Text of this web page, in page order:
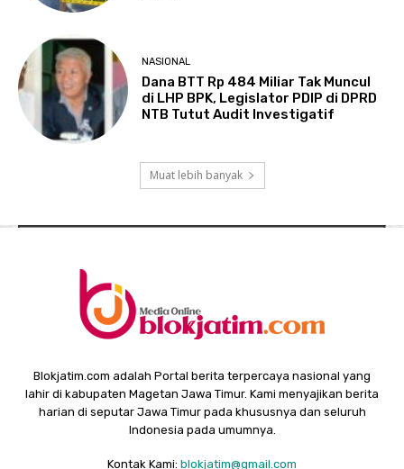
NASIONAL
Dana BTT Rp 484 Miliar Tak Muncul
di LHP BPK, Legislator PDIP di DPRD
NTB Tutut Audit Investigatif
Muat lebih banyak
Blokjatim.com adalah Portal berita terpercaya nasional yang
lahir di kabupaten Magetan Jawa Timur. Kami menyajikan berita
harian di seputar Jawa Timur pada khususnya dan seluruh
Indonesia pada umumnya.
Kontak Kami: blokjatim@gmail.com